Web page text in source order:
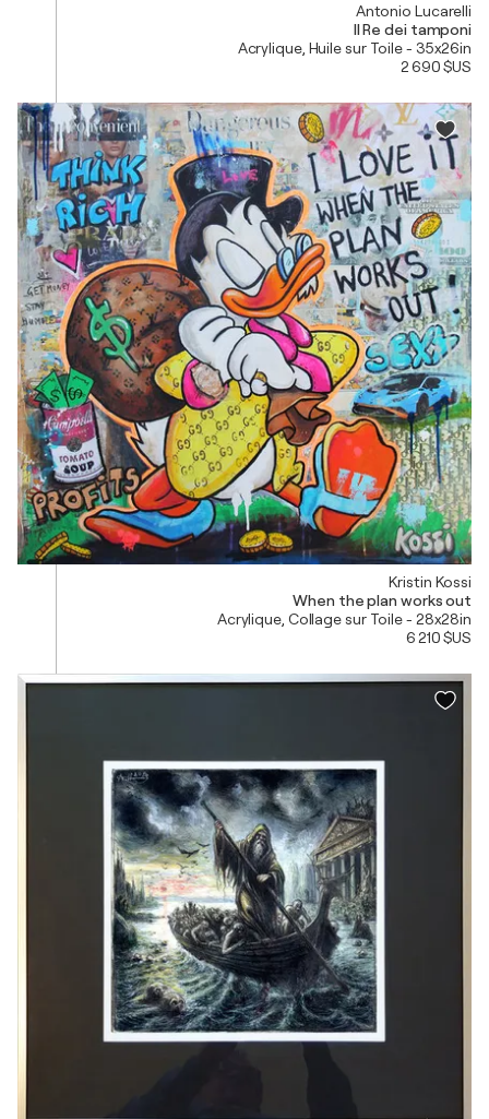
Antonio Lucarelli
Il Re dei tamponi
Acrylique, Huile sur Toile - 35x26in
2 690 $US
Kristin Kossi
When the plan works out
Acrylique, Collage sur Toile - 28x28in
6 210 $US